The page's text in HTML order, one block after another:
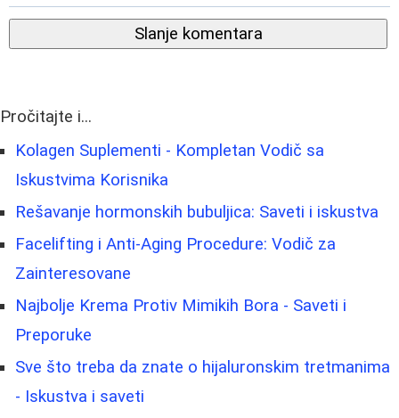
Slanje komentara
Pročitajte i...
Kolagen Suplementi - Kompletan Vodič sa
Iskustvima Korisnika
Rešavanje hormonskih bubuljica: Saveti i iskustva
Facelifting i Anti-Aging Procedure: Vodič za
Zainteresovane
Najbolje Krema Protiv Mimikih Bora - Saveti i
Preporuke
Sve što treba da znate o hijaluronskim tretmanima
- Iskustva i saveti